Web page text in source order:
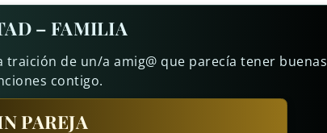
– FAMILIA
de un/a amig@ que parecía tener buenas
contigo.
PAREJA